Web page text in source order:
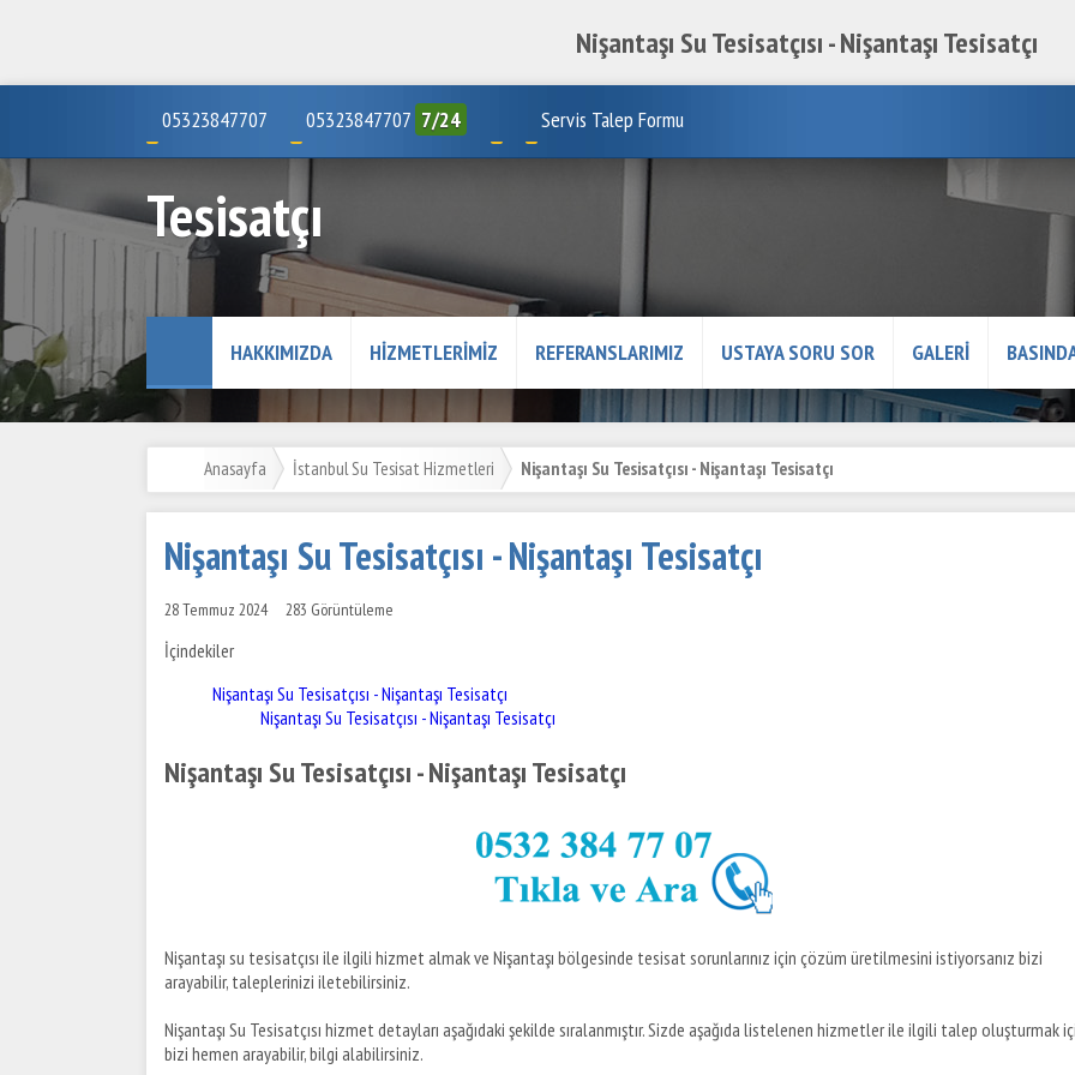
Nişantaşı Su Tesisatçısı - Nişantaşı Tesisatçı
05323847707 05323847707 7/24 Servis Talep Formu
Tesisatçı
HAKKIMIZDA HIZMETLERIMIZ REFERANSLARIMIZ USTAYA SORU SOR GALERİ
Anasayfa İstanbul Su Tesisat Hizmetleri Nişantaşı Su Tesisatçısı - Nişantaşı Tesisatçı
Nişantaşı Su Tesisatçısı - Nişantaşı Tesisatçı
28 Temmuz 2024 283 Görüntüleme
İçindekiler
Nişantaşı Su Tesisatçısı - Nişantaşı Tesisatçı
Nişantaşı Su Tesisatçısı - Nişantaşı Tesisatçı
Nişantaşı Su Tesisatçısı - Nişantaşı Tesisatçı
Nişantaşı su tesisatçısı ile ilgili hizmet almak ve Nişantaşı bölgesinde tesisat sorunlarınız için çözüm üretilmesini istiyorsanız bizi
arayabilir, taleplerinizi iletebilirsiniz.
Nişantaşı Su Tesisatçısı hizmet detayları aşağıdaki şekilde sıralanmıştır. Sizde aşağıda listelenen hizmetler ile ilgili talep oluşturmak
bizi hemen arayabilir, bilgi alabilirsiniz.